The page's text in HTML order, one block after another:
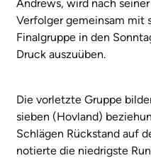
Andrews, wird nach
Verfolger gemeinsam mit
Finalgruppe in den
Druck auszuüben.
Die vorletzte Gruppe
sieben (Hovland)
Schlägen Rückstand auf
notierte die niedrigste